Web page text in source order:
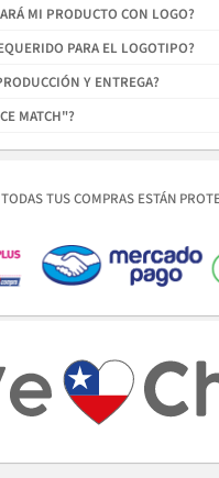
MI PRODUCTO CON LOGO?
PARA EL LOGOTIPO?
Y ENTREGA?
MATCH"?
TODAS TUS COMPRAS ESTÁN